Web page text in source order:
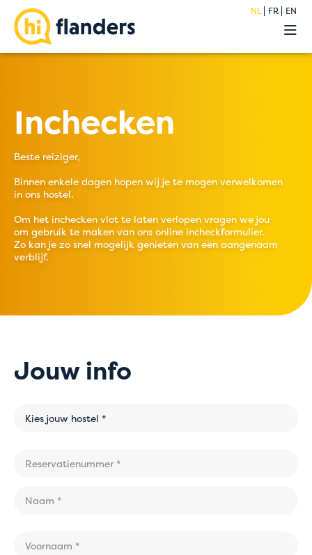
NL FR EN
FAQ
Contact
Inchecken
Beste reiziger,
Binnen enkele dagen hopen wij je te mogen verwelkomen
in ons hostel.
Om het inchecken vlot te laten verlopen vragen we jou
om gebruik te maken van ons online incheckformulier.
Zo kan je zo snel mogelijk genieten van een aangenaam
verblijf.
Jouw info
Kies jouw hostel *